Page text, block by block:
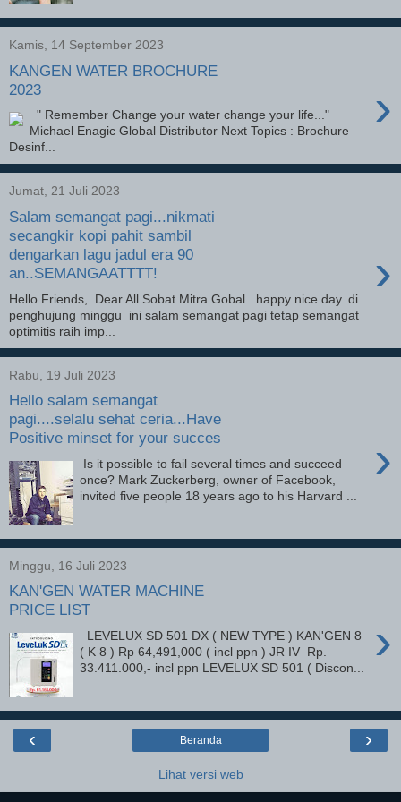
Kamis, 14 September 2023
KANGEN WATER BROCHURE
2023
›
" Remember Change your water change your life..."
Michael Enagic Global Distributor Next Topics : Brochure
Desinf...
Jumat, 21 Juli 2023
Salam semangat pagi...nikmati
secangkir kopi pahit sambil
dengarkan lagu jadul era 90
an..SEMANGAATTTT!
›
Hello Friends, Dear All Sobat Mitra Gobal...happy nice day..di
penghujung minggu ini salam semangat pagi tetap semangat
optimitis raih imp...
Rabu, 19 Juli 2023
Hello salam semangat
pagi....selalu sehat ceria...Have
Positive minset for your succes
›
Is it possible to fail several times and succeed
once? Mark Zuckerberg, owner of Facebook,
invited five people 18 years ago to his Harvard ...
Minggu, 16 Juli 2023
KAN'GEN WATER MACHINE
PRICE LIST
›
LEVELUX SD 501 DX ( NEW TYPE ) KAN'GEN 8
( K 8 ) Rp 64,491,000 ( incl ppn ) JR IV Rp.
33.411.000,- incl ppn LEVELUX SD 501 ( Discon...
‹ ›
Beranda
Lihat versi web